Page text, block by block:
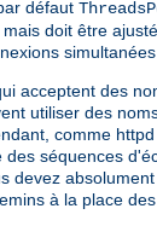
défaut
doit être
acceptent des
utiliser des
comme
des séquences
devez
à la place